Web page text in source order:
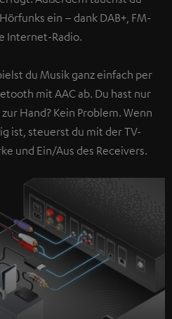
ein – dank DAB+, FM-
Internet-Radio.
du Musik ganz einfach per
mit AAC ab. Du hast nur
Hand? Kein Problem. Wenn
ist, steuerst du mit der TV-
und Ein/Aus des Receivers.